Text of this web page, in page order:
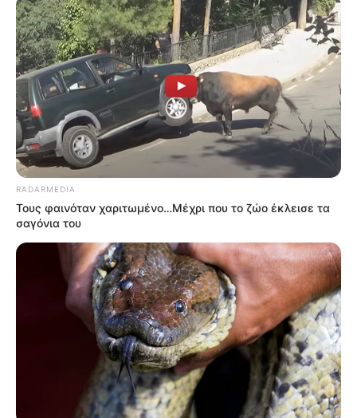
πλευρές, 90 λεπτά από Χαλκίδα
Ώρες αγωνίας για άντρα από την Εύβοια
ύστερα από τροχαίο
Ακολουθήστε το evianews.com στοGoogle
News
Πατήστε στον player για να ακούσετε ζωντανά
τον Γιώργο Κουτελίνη στον Πτήση 103,2 fm
RADARMEDIA
Τους φαινόταν χαριτωμένο…Μέχρι που το ζώο έκλεισε τα
σαγόνια του